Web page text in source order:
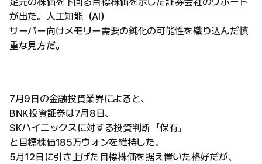
が出た。人工知能（AI）
サーバー向けメモリー需要の鈍化の可能性を織り込んだ慎
重な見方だ。
7月9日の金融投資業界によると、
BNK投資証券は7月8日、
SKハイニックスに対する投資判断「保有」
と目標株価185万ウォンを維持した。
5月12日に引き上げた目標株価を据え置いた格好だが、